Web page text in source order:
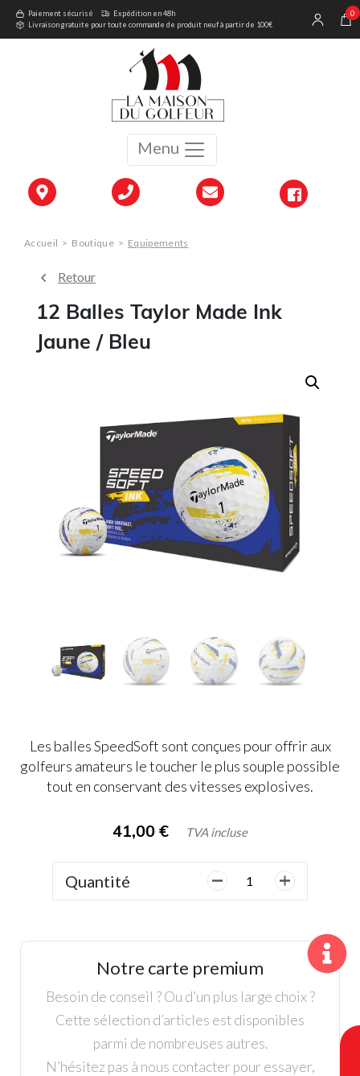
Menu
Paiement sécurisé
Expédition en 48h
Livraison gratuite pour toute commande de produit neuf à partir de 100€
0
Accueil > Boutique > Equipements
Retour
12 Balles Taylor Made Ink
Jaune / Bleu
Les balles SpeedSoft sont conçues pour offrir aux
golfeurs amateurs le toucher le plus souple possible
tout en conservant des vitesses explosives.
41,00 € TVA incluse
Quantité
quantité
Made
Ink
Jaune
Bleu
Notre carte premium
Besoin de conseil ? Ou d’un plus large choix ?
Cette sélection d’articles est disponibles
parmi de nombreuses autres.
N’hésitez pas à nous contacter pour essayer,